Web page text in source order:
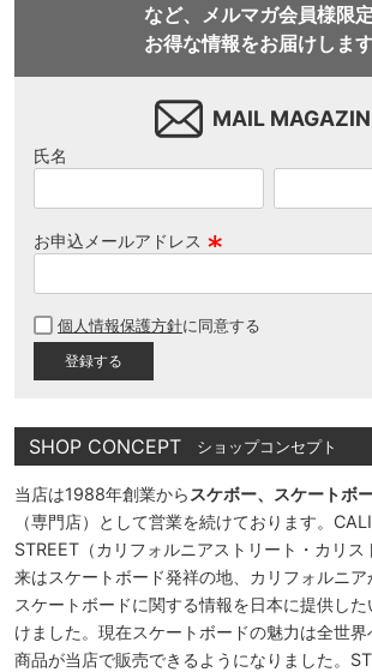
など、メルマガ会員様限
お得な情報をお届けします
MAIL
氏名
お申込メールアドレス
須
個人情報保護方針に同意する
SHOP CONCEPT ショップコンセプト
当店は1988年創業から スケボー、スケートボ
（専門店）として営業を続けております。
STREET（カリフォルニアストリート・カリス
来はスケートボード発祥の地、カリフォルニ
スケートボードに関する情報を日本に提供し
けました。現在スケートボードの魅力は全世
商品が当店で販売できるようになりました。